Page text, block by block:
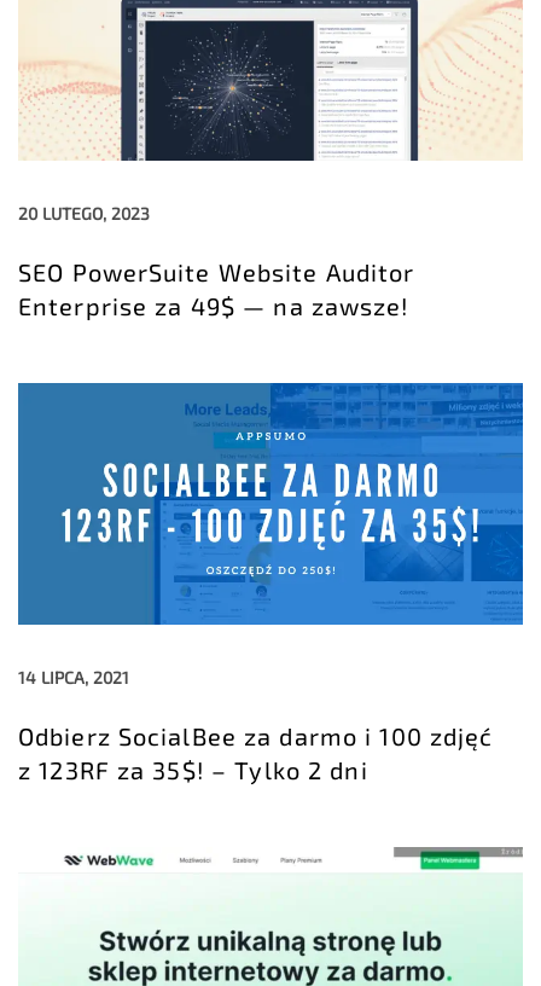
20 LUTEGO, 2023
SEO PowerSuite Website Auditor
Enterprise za 49$ — na zawsze!
14 LIPCA, 2021
Odbierz SocialBee za darmo i 100 zdjęć
z 123RF za 35$! – Tylko 2 dni